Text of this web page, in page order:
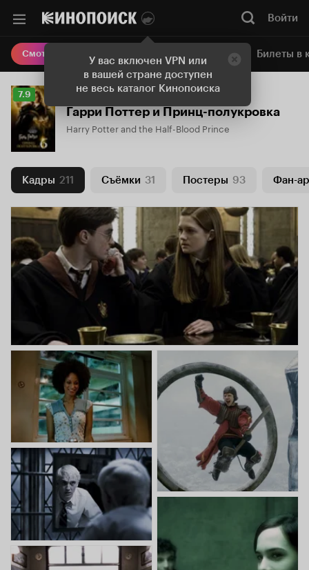
У вас включен VPN или
в вашей стране доступен
не весь каталог Кинопоиска
Войти
Смотреть кино Онлайн-кинотеатр Билеты в
Рейтинг
Кинопоиска
7.9
7.9
Гарри Поттер и Принц-полукровка
Harry Potter and the Half-Blood Prince
Кадры 211 Съёмки 31 Постеры 93 Фан-